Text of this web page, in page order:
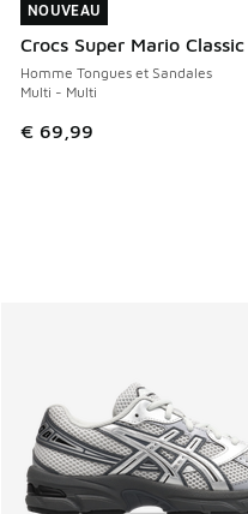
NOUVEAU
Crocs Super Mario
Homme Tongues et Sandales
Multi - Multi
€ 69,99
NOUVEAU